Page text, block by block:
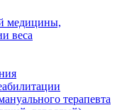
медицины,
веса
терапевта